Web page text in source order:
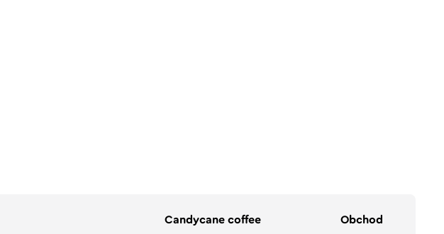
Candycane coffee
Obchod